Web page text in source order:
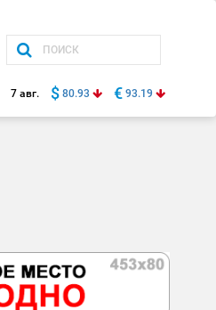
7 авг. $ 80.93 € 93.19